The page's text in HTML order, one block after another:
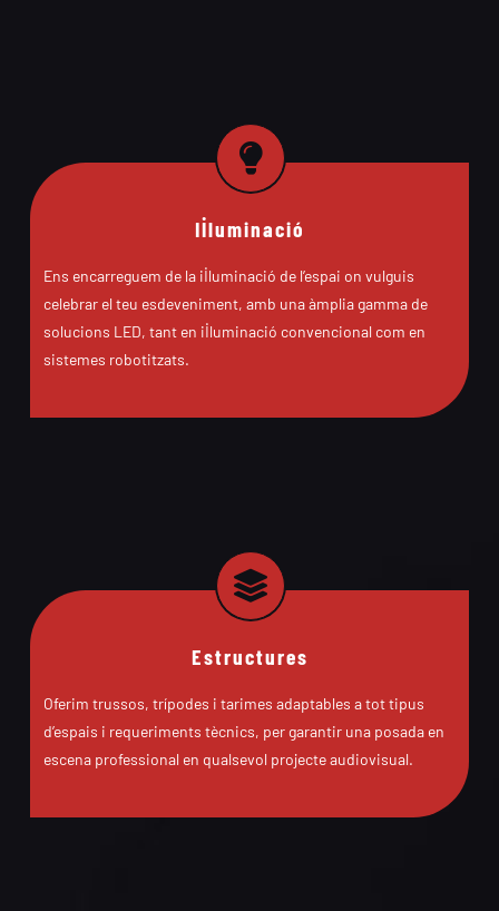
Il·luminació
Ens encarreguem de la il·luminació de l’espai on vulguis
celebrar el teu esdeveniment, amb una àmplia gamma de
solucions LED, tant en il·luminació convencional com en
sistemes robotitzats.
Estructures
Oferim trussos, trípodes i tarimes adaptables a tot tipus
d’espais i requeriments tècnics, per garantir una posada en
escena professional en qualsevol projecte audiovisual.